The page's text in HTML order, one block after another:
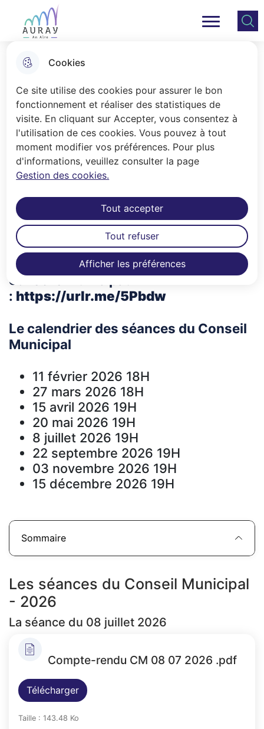
Cookies
Ce site utilise des cookies pour assurer le bon
fonctionnement et réaliser des statistiques de
visite. En cliquant sur Accepter, vous consentez à
l'utilisation de ces cookies. Vous pouvez à tout
moment modifier vos préférences. Pour plus
d'informations, veuillez consulter la page
Gestion des cookies.
Afficher les préférences
Tout accepter
Tout refuser
Aller
au
menu
Consulter
le plan
Ville Auray Menu principal
municipal
Accueil
Le conseil municipal se réunit chaque
mois. Présidées par le maire, les
séances sont publiques. Les procès-
verbaux des séances sont disponibles
dans l'onglet Affichage Légal.
Retrouvez les retransmissions des
conseils municipaux
: https://urlr.me/5Pbdw
Le calendrier des séances du Conseil
Municipal
11 février 2026 18H
27 mars 2026 18H
15 avril 2026 19H
20 mai 2026 19H
8 juillet 2026 19H
22 septembre 2026 19H
03 novembre 2026 19H
15 décembre 2026 19H
Sommaire
Les séances du Conseil Municipal
- 2026
La séance du 08 juillet 2026
Compte-rendu CM 08 07 2026 .pdf
Télécharger
Taille : 143.48 Ko